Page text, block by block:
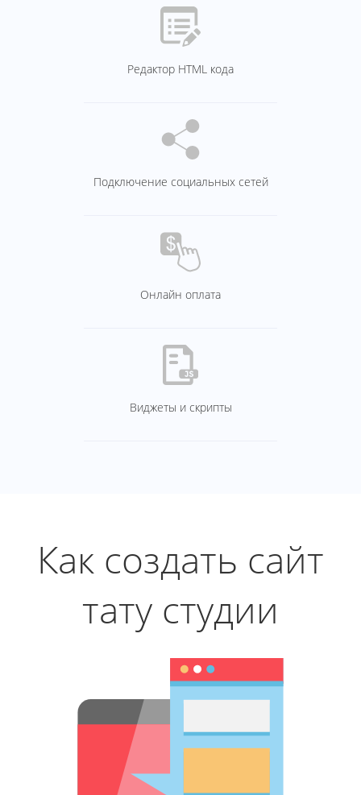
Редактор HTML кода
Подключение социальных сетей
Онлайн оплата
Виджеты и скрипты
Как создать сайт
тату студии